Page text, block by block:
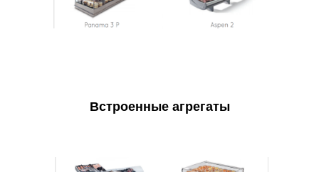
Встроенные агрегаты